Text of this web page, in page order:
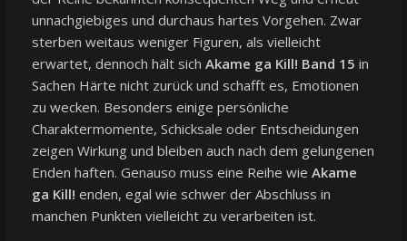
unnachgiebiges und durchaus hartes Vorgehen. Zwar
sterben weitaus weniger Figuren, als vielleicht
erwartet, dennoch hält sich Akame ga Kill! Band 15 in
Sachen Härte nicht zurück und schafft es, Emotionen
zu wecken. Besonders einige persönliche
Charaktermomente, Schicksale oder Entscheidungen
zeigen Wirkung und bleiben auch nach dem gelungenen
Enden haften. Genauso muss eine Reihe wie Akame
ga Kill! enden, egal wie schwer der Abschluss in
manchen Punkten vielleicht zu verarbeiten ist.